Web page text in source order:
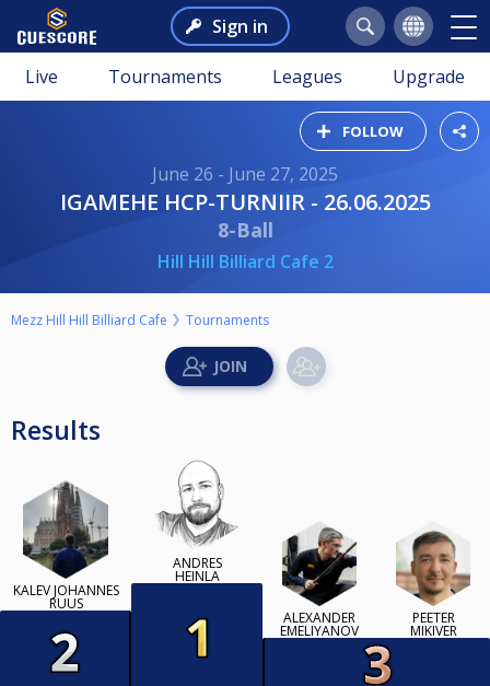
Sign in
Live Tournaments Leagues Upgrade
FOLLOW
June 26 - June 27, 2025
IGAMEHE HCP-TURNIIR - 26.06.2025
8-Ball
Hill Hill Billiard Cafe 2
Mezz Hill Hill Billiard Cafe Tournaments
Results
KALEV JOHANNES
RUUS
ANDRES
HEINLA
ALEXANDER
EMELIYANOV
PEETER
MIKIVER